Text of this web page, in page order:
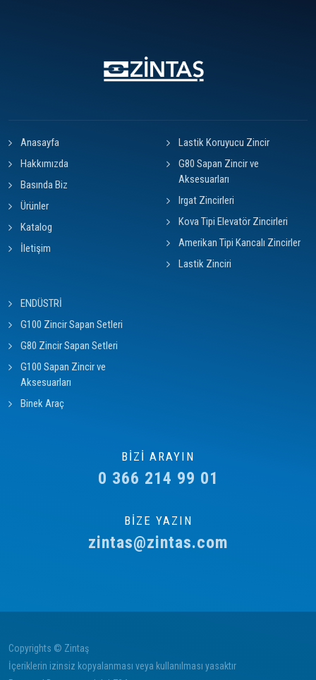
Anasayfa
Hakkımızda
Basında Biz
Ürünler
Katalog
İletişim
Lastik Koruyucu Zincir
G80 Sapan Zincir ve
Aksesuarları
Irgat Zincirleri
Kova Tipi Elevatör Zincirleri
Amerikan Tipi Kancalı Zincirler
Lastik Zinciri
ENDÜSTRİ
G100 Zincir Sapan Setleri
G80 Zincir Sapan Setleri
G100 Sapan Zincir ve
Aksesuarları
Binek Araç
BİZİ ARAYIN
0 366 214 99 01
BİZE YAZIN
zintas@zintas.com
Copyrights © Zintaş
İçeriklerin izinsiz kopyalanması veya kullanılması yasaktır